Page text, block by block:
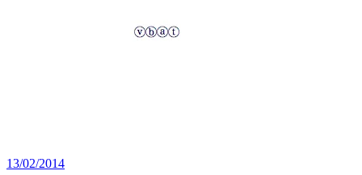
13/02/2014